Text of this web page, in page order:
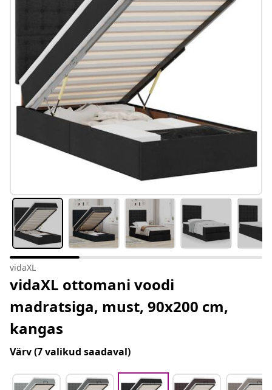
#sharemevidaxl
vidaXL
vidaXL ottomani voodi
madratsiga, must, 90x200 cm,
kangas
Värv(7 valikud saadaval)